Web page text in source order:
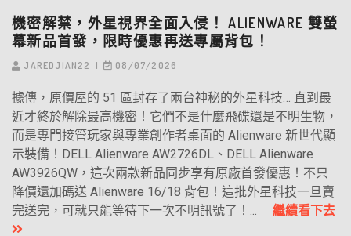
機密解禁，外星視界全面入侵！ ALIENWARE 雙螢
幕新品首發，限時優惠再送專屬背包！
JAREDJIAN22 08/07/2026
據傳，原價屋的 51 區封存了兩台神秘的外星科技… 直到最
近才終於解除最高機密！它們不是什麼飛碟還是不明生物，
而是專門接管玩家與專業創作者桌面的 Alienware 新世代顯
示裝備！DELL Alienware AW2726DL、DELL Alienware
AW3926QW，這次兩款新品同步享有原廠首發優惠！不只
降價還加碼送 Alienware 16/18 背包！這批外星科技一旦賣
完送完，可就只能等待下一次不明訊號了！... 繼續看下去